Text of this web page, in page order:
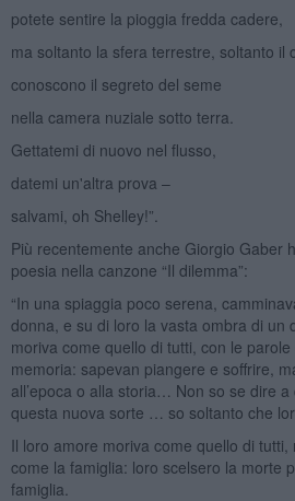
potete sentire la pioggia fredda cadere,
ma soltanto la sfera terrestre, soltanto il
conoscono il segreto del seme
nella camera nuziale sotto terra.
Gettatemi di nuovo nel flusso,
datemi un'altra prova –
salvami, oh Shelley!”.
Più recentemente anche Giorgio Gaber
poesia nella canzone “Il dilemma”:
“In una spiaggia poco serena,
donna, e su di loro la vasta ombra di
moriva come quello di tutti, con le
memoria: sapevan piangere e soffrire,
all’epoca o alla storia… Non so se dire
questa nuova sorte … so soltanto che
Il loro amore moriva come quello di
come la famiglia: loro scelsero la morte
famiglia.